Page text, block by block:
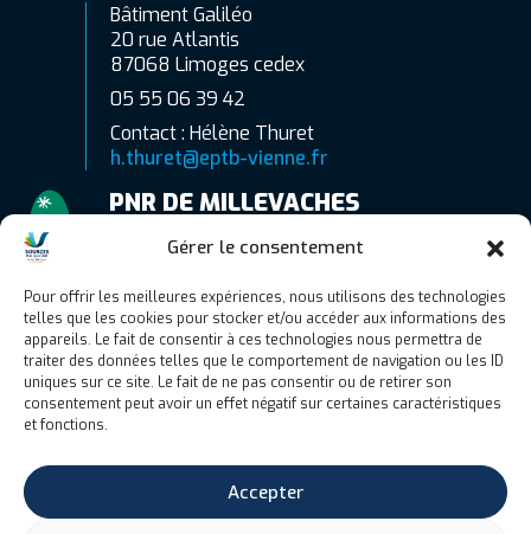
Gérer le consentement
Pour offrir les meilleures expériences, nous utilisons des technologies
telles que les cookies pour stocker et/ou accéder aux informations des
appareils. Le fait de consentir à ces technologies nous permettra de
traiter des données telles que le comportement de navigation ou les ID
uniques sur ce site. Le fait de ne pas consentir ou de retirer son
consentement peut avoir un effet négatif sur certaines caractéristiques
et fonctions.
Accepter
Bâtiment Galiléo
20 rue Atlantis
87068 Limoges cedex
05 55 06 39 42
Contact : Hélène Thuret
h.thuret@eptb-vienne.fr
PNR DE MILLEVACHES
19290 Millevaches
06 77 83 89 51
Contact : Camille Gaubert
c.gaubert@pnr-millevaches.fr